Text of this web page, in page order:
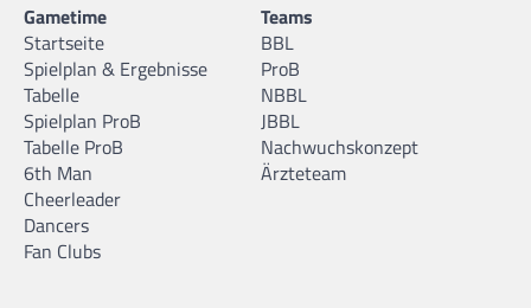
Gametime
Startseite
Spielplan & Ergebnisse
Tabelle
Spielplan ProB
Tabelle ProB
6th Man
Cheerleader
Dancers
Fan Clubs
Teams
BBL
ProB
NBBL
JBBL
Nachwuchskonzept
Ärzteteam